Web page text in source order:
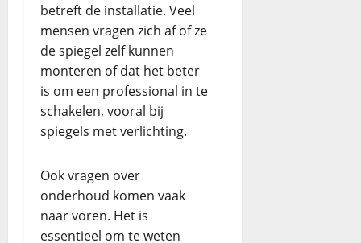
betreft de installatie. Veel
mensen vragen zich af of ze
de spiegel zelf kunnen
monteren of dat het beter
is om een professional in te
schakelen, vooral bij
spiegels met verlichting.
Ook vragen over
onderhoud komen vaak
naar voren. Het is
essentieel om te weten